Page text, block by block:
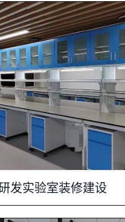
发实验室装修建设